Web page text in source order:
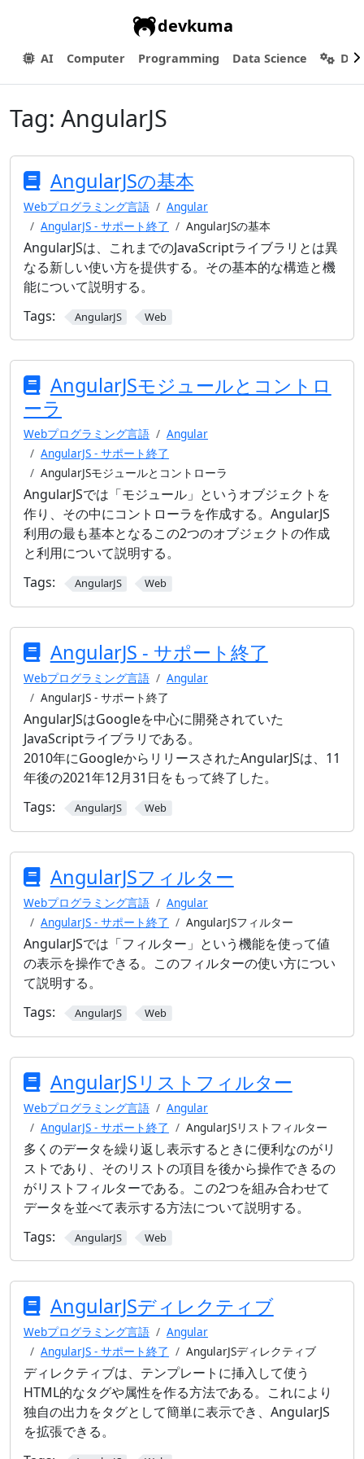
devkuma
AI Computer Programming Data Science
Tag: AngularJS
AngularJSの基本
Webプログラミング言語
Angular
AngularJS - サポート終了
AngularJSの基本
AngularJSは、これまでのJavaScriptライブラリとは異
なる新しい使い方を提供する。その基本的な構造と機
能について説明する。
Tags:
AngularJS Web
AngularJSモジュールとコントロ
ーラ
Webプログラミング言語
Angular
AngularJS - サポート終了
AngularJSモジュールとコントローラ
AngularJSでは「モジュール」というオブジェクトを
作り、その中にコントローラを作成する。AngularJS
利用の最も基本となるこの2つのオブジェクトの作成
と利用について説明する。
Tags:
AngularJS Web
AngularJS - サポート終了
Webプログラミング言語
Angular
AngularJS - サポート終了
AngularJSはGoogleを中心に開発されていた
JavaScriptライブラリである。
2010年にGoogleからリリースされたAngularJSは、11
年後の2021年12月31日をもって終了した。
Tags:
AngularJS Web
AngularJSフィルター
Webプログラミング言語
Angular
AngularJS - サポート終了
AngularJSフィルター
AngularJSでは「フィルター」という機能を使って値
の表示を操作できる。このフィルターの使い方につい
て説明する。
Tags:
AngularJS Web
AngularJSリストフィルター
Webプログラミング言語
Angular
AngularJS - サポート終了
AngularJSリストフィルター
多くのデータを繰り返し表示するときに便利なのがリ
ストであり、そのリストの項目を後から操作できるの
がリストフィルターである。この2つを組み合わせて
データを並べて表示する方法について説明する。
Tags:
AngularJS Web
AngularJSディレクティブ
Webプログラミング言語
Angular
AngularJS - サポート終了
AngularJSディレクティブ
ディレクティブは、テンプレートに挿入して使う
HTML的なタグや属性を作る方法である。これにより
独自の出力をタグとして簡単に表示でき、AngularJS
を拡張できる。